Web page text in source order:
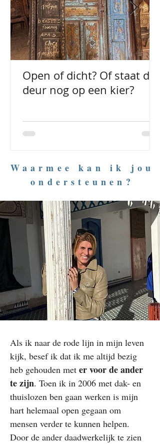
Open of dicht? Of staat de
deur nog op een kier?
Waarmee kan ik jou
ondersteunen?
Als ik naar de rode lijn in mijn leven
kijk, besef ik dat ik me altijd bezig
heb gehouden met er voor de ander
te zijn. Toen ik in 2006 met dak- en
thuislozen ben gaan werken is mijn
hart helemaal open gegaan om
mensen verder te kunnen helpen.
Door de ander daadwerkelijk te zien